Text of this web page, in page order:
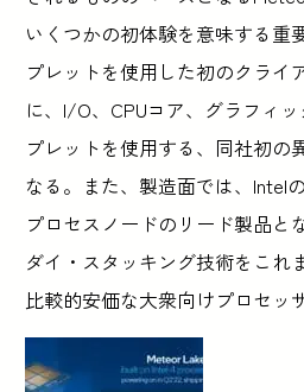
いくつかの初体験を意味する重
プレットを使用した初のクライ
に、I/O、CPUコア、グラフィ
プレットを使用する、同社初の
なる。また、製造面では、Intel
プロセスノードのリード製品と
ダイ・スタッキング技術をこれ
比較的安価な大衆向けプロセッ